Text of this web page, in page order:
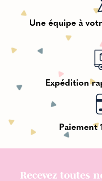
Une équipe à
Expédition
Paiement
Recevez toutes